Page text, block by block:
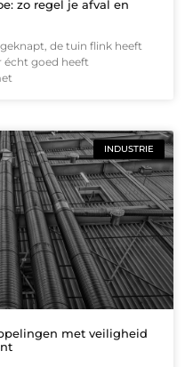
zo regel je afval en
de tuin flink heeft
écht goed heeft
INDUSTRIE
met veiligheid